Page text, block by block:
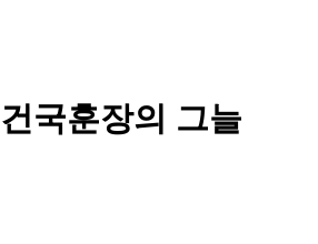
국훈장의 그늘